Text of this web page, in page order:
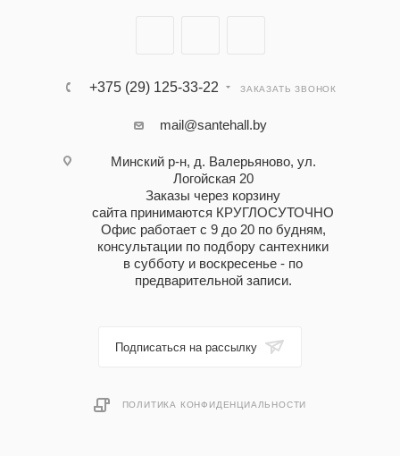
+375 (29) 125-33-22 ЗАКАЗАТЬ ЗВОНОК
mail@santehall.by
Минский р-н, д. Валерьяново, ул.
Логойская 20
Заказы через корзину
сайта принимаются КРУГЛОСУТОЧНО
Офис работает с 9 до 20 по будням,
консультации по подбору сантехники
в субботу и воскресенье - по
предварительной записи.
Подписаться на рассылку
ПОЛИТИКА КОНФИДЕНЦИАЛЬНОСТИ